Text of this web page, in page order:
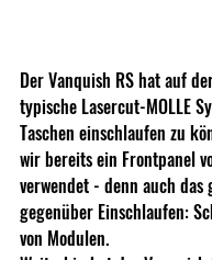
Der Vanquish RS hat auf
typische Lasercut-MOLLE
Taschen einschlaufen zu
wir bereits ein Frontpanel
verwendet - denn auch das
gegenüber Einschlaufen:
von Modulen.